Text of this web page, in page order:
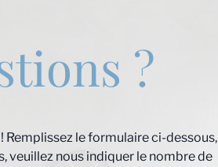
?
Remplissez le formulaire ci-dessous,
veuillez nous indiquer le nombre de